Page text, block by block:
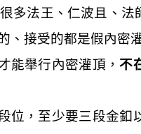
多法王、仁波且、
、接受的都是假內密
能舉行內密灌頂，不
位，至少要三段金釦